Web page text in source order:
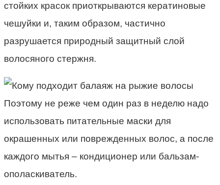
стойких красок приоткрываются кератиновые
чешуйки и, таким образом, частично
разрушается природный защитный слой
волосяного стержня.
Поэтому не реже чем один раз в неделю надо
использовать питательные маски для
окрашенных или поврежденных волос, а после
каждого мытья – кондиционер или бальзам-
ополаскиватель.